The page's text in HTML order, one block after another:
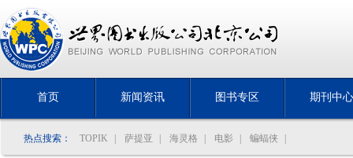
首页 新闻资讯 图书专区 期刊中心
热点搜索： TOPIK 萨提亚 海灵格 电影 蝙蝠侠